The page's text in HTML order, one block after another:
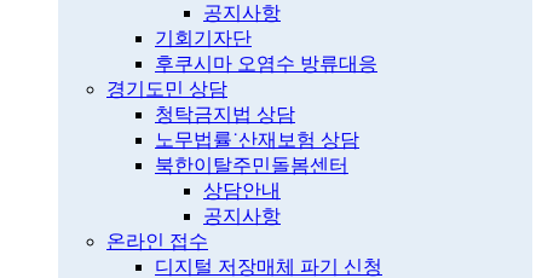
공지사항
기회기자단
후쿠시마 오염수 방류대응
경기도민 상담
청탁금지법 상담
노무법률˙산재보험 상담
북한이탈주민돌봄센터
상담안내
공지사항
온라인 접수
디지털 저장매체 파기 신청